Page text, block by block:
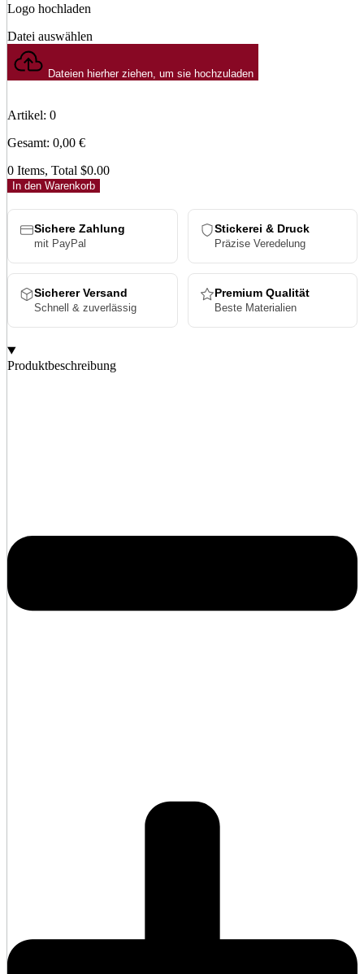
Logo hochladen
Datei auswählen
Dateien hierher ziehen, um sie hochzuladen
Artikel: 0
Gesamt: 0,00 €
0 Items, Total $0.00
In den Warenkorb
Sichere Zahlung
mit PayPal
Stickerei & Druck
Präzise Veredelung
Sicherer Versand
Schnell & zuverlässig
Premium Qualität
Beste Materialien
Produktbeschreibung